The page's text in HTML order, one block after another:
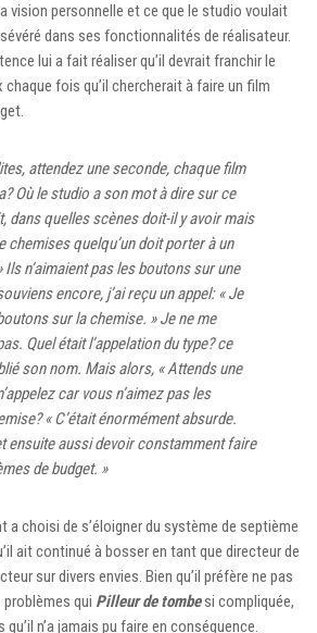
vision personnelle et ce que le studio voulait
dans ses fonctionnalités de réalisateur.
lui a fait réaliser qu’il devrait franchir le
chaque fois qu’il chercherait à faire un film
attendez une seconde, chaque film
Où le studio a son mot à dire sur ce
dans quelles scènes doit-il y avoir mais
chemises quelqu’un doit porter à un
n’aimaient pas les boutons sur une
encore, j’ai reçu un appel: « Je
sur la chemise. » Je ne me
Quel était l’appelation du type? ce
son nom. Mais alors, « Attends une
car vous n’aimez pas les
« C’était énormément absurde.
ensuite aussi devoir constamment faire
de budget. »
a choisi de s’éloigner du système de septième
ait continué à bosser en tant que directeur de
sur divers envies. Bien qu’il préfère ne pas
qui Pilleur de tombesi compliquée,
n’a jamais pu faire en conséquence.